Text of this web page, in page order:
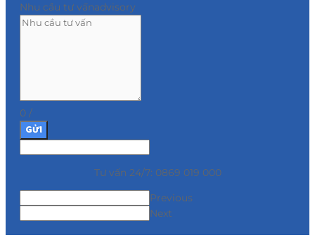
Nhu cầu tư vấnadvisory
0 /
GỬI
Tư vấn 24/7: 0869 019 000
Previous
Next